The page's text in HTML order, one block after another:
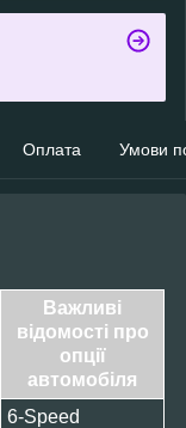
Оплата Умови
Важливі
відомості про
опції
автомобіля
6-Speed